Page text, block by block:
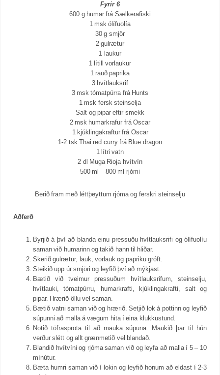
Fyrir 6
600 g humar frá Sælkerafiski
1 msk ólífuolía
30 g smjör
2 gulrætur
1 laukur
1 lítill vorlaukur
1 rauð paprika
3 hvítlauksrif
3 msk tómatpúrra frá Hunts
1 msk fersk steinselja
Salt og pipar eftir smekk
2 msk humarkrafur frá Oscar
1 kjúklingakraftur frá Oscar
1-2 tsk Thai red curry frá Blue dragon
1 lítri vatn
2 dl Muga Rioja hvítvín
500 ml – 800 ml rjómi
Berið fram með léttþeyttum rjóma og ferskri steinselju
Aðferð
Byrjið á því að blanda einu pressuðu hvítlauksrifi og ólífuolíu
saman við humarinn og takið hann til hliðar.
Skerið gulrætur, lauk, vorlauk og papriku gróft.
Steikið upp úr smjöri og leyfið því að mýkjast.
Bætið við tveimur pressuðum hvítlauksrifum, steinselju,
hvítlauki, tómatpúrru, humarkrafti, kjúklingakrafti, salt og
pipar. Hrærið öllu vel saman.
Bætið vatni saman við og hrærið. Setjið lok á pottinn og leyfið
súpunni að malla á vægum hita í eina klukkustund.
Notið töfrasprota til að mauka súpuna. Maukið þar til hún
verður slétt og allt grænmetið vel blandað.
Blandið hvítvíni og rjóma saman við og leyfa að malla í 5 – 10
mínútur.
Bæta humri saman við í lokin og leyfið honum að eldast í 2-3